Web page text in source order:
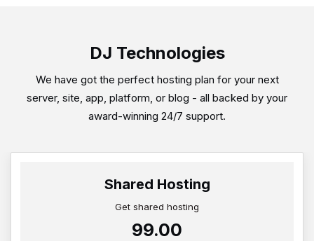
DJ Technologies
We have got the perfect hosting plan for your next
server, site, app, platform, or blog - all backed by your
award-winning 24/7 support.
Shared Hosting
Get shared hosting
₹99.00